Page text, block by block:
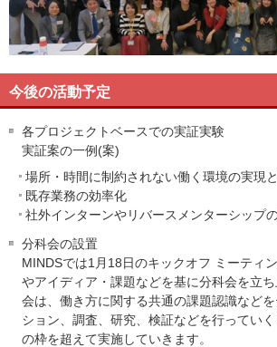
今後の活動予定
各プロジェクトベースでの実証実験
実証案の一例(案)
場所・時間に制約されない働く環境の実現
既存業務の効率化
社外インターンやリバースメンターシップ
分科会の設置
MINDSでは1月18日のキックオフ ミーティ
やアイディア・課題などを基に分科会を立
会は、働き方に関する共通の課題認識など
ション、調査、研究、検証などを行ってい
の枠を超えて実施していきます。